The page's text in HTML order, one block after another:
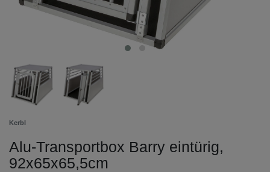
Kerbl
Alu-Transportbox Barry eintürig,
92x65x65,5cm